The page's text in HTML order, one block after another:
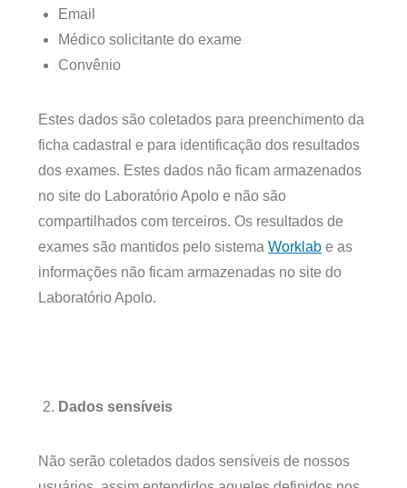
Email
Médico solicitante do exame
Convênio
Estes dados são coletados para preenchimento da
ficha cadastral e para identificação dos resultados
dos exames. Estes dados não ficam armazenados
no site do Laboratório Apolo e não são
compartilhados com terceiros. Os resultados de
exames são mantidos pelo sistema Worklab e as
informações não ficam armazenadas no site do
Laboratório Apolo.
Dados sensíveis
Não serão coletados dados sensíveis de nossos